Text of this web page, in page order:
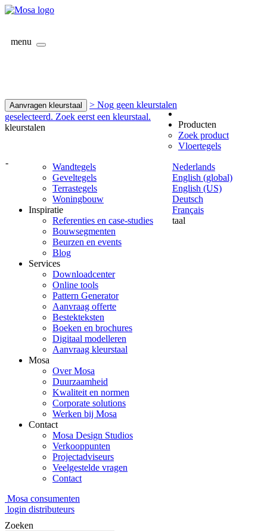
menu
Aanvragen kleurstaal
> Nog geen kleurstalen
geselecteerd. Zoek eerst een kleurstaal.
kleurstalen
-
Nederlands
English (global)
English (US)
Deutsch
Français
taal
Producten
Zoek product
Vloertegels
Wandtegels
Geveltegels
Terrastegels
Woningbouw
Inspiratie
Referenties en case-studies
Bouwsegmenten
Beurzen en events
Blog
Services
Downloadcenter
Online tools
Pattern Generator
Aanvraag offerte
Bestekteksten
Boeken en brochures
Digitaal modelleren
Aanvraag kleurstaal
Mosa
Over Mosa
Duurzaamheid
Kwaliteit en normen
Corporate solutions
Werken bij Mosa
Contact
Mosa Design Studios
Verkooppunten
Projectadviseurs
Veelgestelde vragen
Contact
Mosa consumenten
login distributeurs
Zoeken